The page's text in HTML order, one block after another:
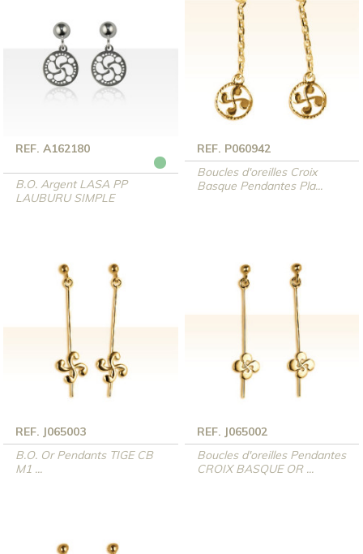
REF. A162180
B.O. Argent LASA PP
LAUBURU SIMPLE
REF. P060942
Boucles d'oreilles Croix
Basque Pendantes Pla...
REF. J065003
B.O. Or Pendants TIGE CB
M1 ...
REF. J065002
Boucles d'oreilles Pendantes
CROIX BASQUE OR ...